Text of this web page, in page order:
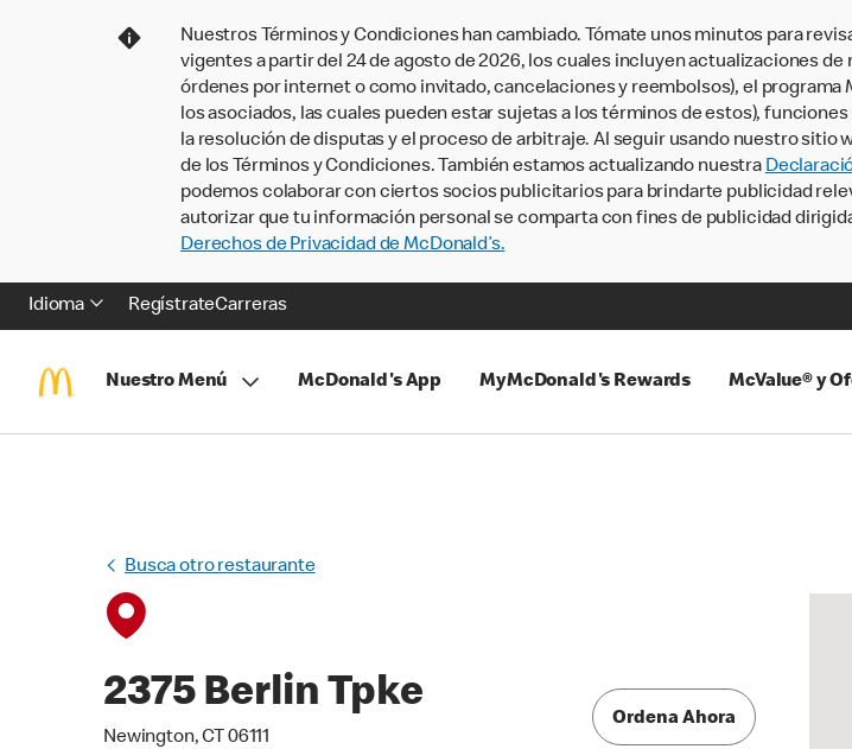
Nuestros Términos y Condiciones han cambiado. Tómate unos minutos para
vigentes a partir del 24 de agosto de 2026, los cuales incluyen actualizaciones
órdenes por internet o como invitado, cancelaciones y reembolsos), el programa
los asociados, las cuales pueden estar sujetas a los términos de estos),
la resolución de disputas y el proceso de arbitraje. Al seguir usando nuestro sitio
de los Términos y Condiciones. También estamos actualizando nuestra
podemos colaborar con ciertos socios publicitarios para brindarte publicidad
autorizar que tu información personal se comparta con fines de publicidad
Derechos de Privacidad de McDonald’s.
Idioma RegístrateCarreras
Nuestro Menú McDonald's App MyMcDonald's Rewards McValue® y
Busca otro restaurante
2375 Berlin Tpke
Newington, CT 06111
Ordena Ahora